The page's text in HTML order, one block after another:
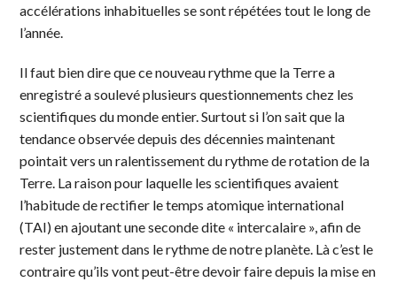
accélérations inhabituelles se sont répétées tout le long de
l’an­née.
Il faut bien dire que ce nouveau rythme que la Terre a
enregistré a soulevé plusieurs questionnements chez les
scientifiques du monde entier. Surtout si l’on sait que la
tendance observée depuis des décennies maintenant
pointait vers un ralentissement du rythme de rotation de la
Terre. La raison pour laquelle les scientifiques avaient
l’habitude de rectifier le temps atomique international
(TAI) en ajoutant une seconde dite « intercalaire », afin de
rester justement dans le rythme de notre planète. Là c’est le
contraire qu’ils vont peut-être devoir faire depuis la mise en